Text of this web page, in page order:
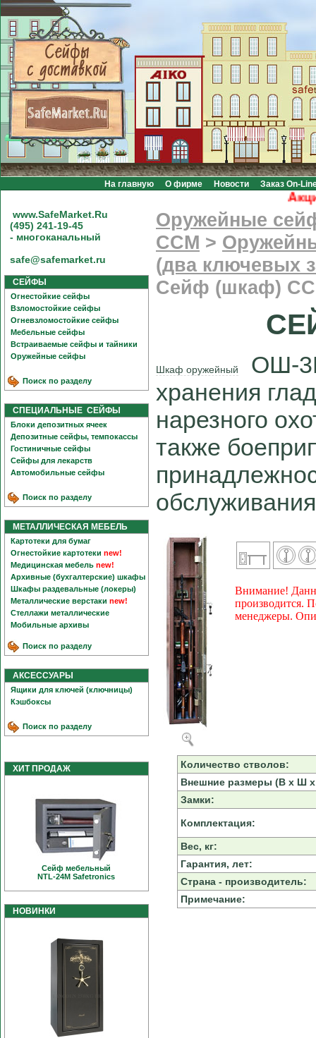
На главную О фирме Новости Заказ On-
www.SafeMarket.Ru
(495) 241-19-45
- многоканальный
safe@safemarket.ru
СЕЙФЫ
Огнестойкие сейфы
Взломостойкие сейфы
Огневзломостойкие сейфы
Мебельные сейфы
Встраиваемые сейфы и тайники
Оружейные сейфы
Поиск по разделу
СПЕЦИАЛЬНЫЕ СЕЙФЫ
Блоки депозитных ячеек
Депозитные сейфы, темпокассы
Гостиничные сейфы
Сейфы для лекарств
Автомобильные сейфы
Поиск по разделу
МЕТАЛЛИЧЕСКАЯ МЕБЕЛЬ
Картотеки для бумаг
Огнестойкие картотеки new!
Медицинская мебель new!
Архивные (бухгалтерские) шкафы
Шкафы раздевальные (локеры)
Металлические верстаки new!
Стеллажи металлические
Мобильные архивы
Поиск по разделу
АКСЕССУАРЫ
Ящики для ключей (ключницы)
Кэшбоксы
Поиск по разделу
ХИТ ПРОДАЖ
Сейф мебельный
NTL-24M Safetronics
НОВИНКИ
Оружейные
CCM >
(два ключевых
Сейф (шкаф)
Шкаф оружейный
ОШ-
хранения
нарезного
также
Внимание!
производится.
менеджеры.
Количество стволов:
Внешние размеры (В х Ш
Замки:
Комплектация:
Вес, кг:
Гарантия, лет:
Страна - производитель:
Примечание: